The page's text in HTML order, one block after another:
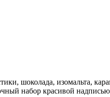
шоколада, изомальта,
набор красивой